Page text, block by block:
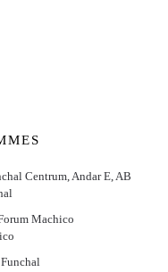
Centrum, Andar E, AB
Machico